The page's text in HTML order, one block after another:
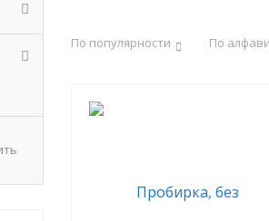
По популярности По